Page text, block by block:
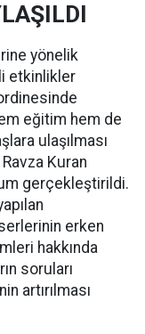
yönelik
etkinlikler
eğitim hem de
ulaşılması
Kuran
gerçekleştirildi.
erken
hakkında
soruları
artırılması